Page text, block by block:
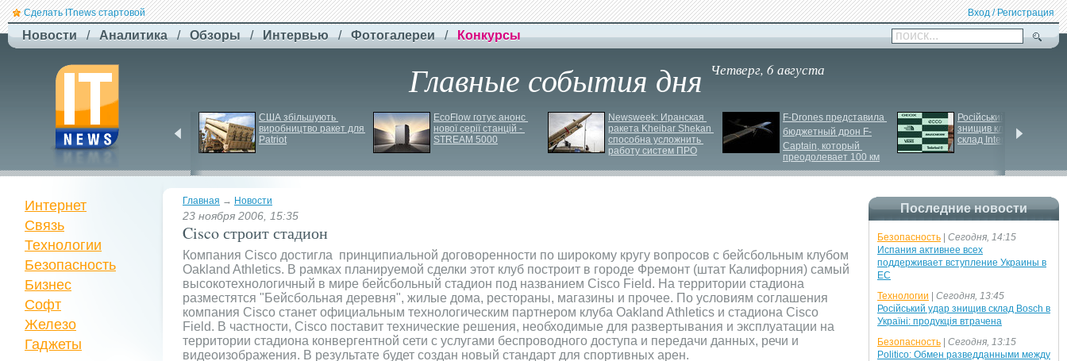
Сделать ITnews стартовой Вход / Регистрация
Новости / Аналитика / Обзоры / Интервью / Фотогалереи / Конкурсы поиск...
Главные события дня Четверг, 6 августа
повітряний штурм за
участю роботів
США збільшують
виробництво ракет для
Patriot
EcoFlow готує анонс
нової серії станцій -
STREAM 5000
Newsweek: Иранская
ракета Kheibar Shekan
способна усложнить
работу систем ПРО
F-Drones представила
бюджетный дрон F-
Сaptain, который
преодолевает 100 км
Російський удар
знищив ключовий
склад Intertop Ukraine
Главная → Новости
23 ноября 2006, 15:35
Cisco строит стадион
Компания Cisco достигла принципиальной договоренности по широкому кругу вопросов с бейсбольным клубом
Oakland Athletics. В рамках планируемой сделки этот клуб построит в городе Фремонт (штат Калифорния) самый
высокотехнологичный в мире бейсбольный стадион под названием Cisco Field. На территории стадиона
разместятся "Бейсбольная деревня", жилые дома, рестораны, магазины и прочее. По условиям соглашения
компания Cisco станет официальным технологическим партнером клуба Oakland Athletics и стадиона Cisco
Field. В частности, Cisco поставит технические решения, необходимые для развертывания и эксплуатации на
территории стадиона конвергентной сети с услугами беспроводного доступа и передачи данных, речи и
видеоизображения. В результате будет создан новый стандарт для спортивных арен.
Интернет
Связь
Технологии
Безопасность
Бизнес
Софт
Железо
Гаджеты
Последние новости
Безопасность
Сегодня, 14:15
Испания активнее всех
поддерживает вступление Украины в
ЕС
Технологии
Сегодня, 13:45
Російський удар знищив склад Bosch в
Україні: продукція втрачена
Безопасность
Сегодня, 13:15
Politico: Обмен разведданными между